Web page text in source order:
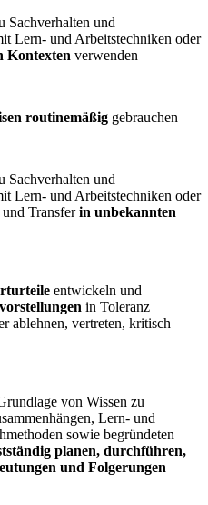
Sachverhalten und
Lern- und Arbeitstechniken oder
Kontexten verwenden
routinemäßig gebrauchen
Sachverhalten und
Lern- und Arbeitstechniken oder
Transferin unbekannten
entwickeln und
in Toleranz
ablehnen, vertreten, kritisch
von Wissen zu
Lern- und
sowie begründeten
planen, durchführen,
und Folgerungen